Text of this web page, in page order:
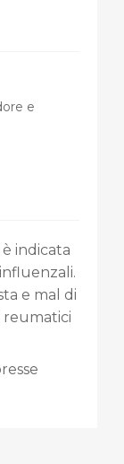
e
indicata
e mal di
reumatici